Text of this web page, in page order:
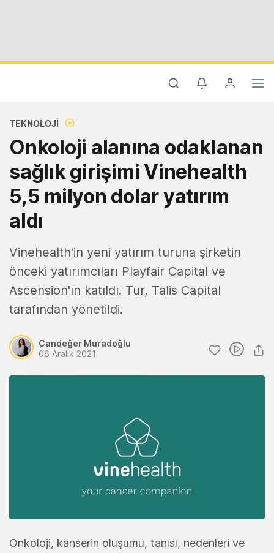
TEKNOLOJI
Onkoloji alanına odaklanan
sağlık girişimi Vinehealth
5,5 milyon dolar yatırım
aldı
Vinehealth'in yeni yatırım turuna şirketin
önceki yatırımcıları Playfair Capital ve
Ascension'ın katıldı. Tur, Talis Capital
tarafından yönetildi.
Candeğer Muradoğlu
06 Aralık 2021
Onkoloji, kanserin oluşumu, tanısı, nedenleri ve